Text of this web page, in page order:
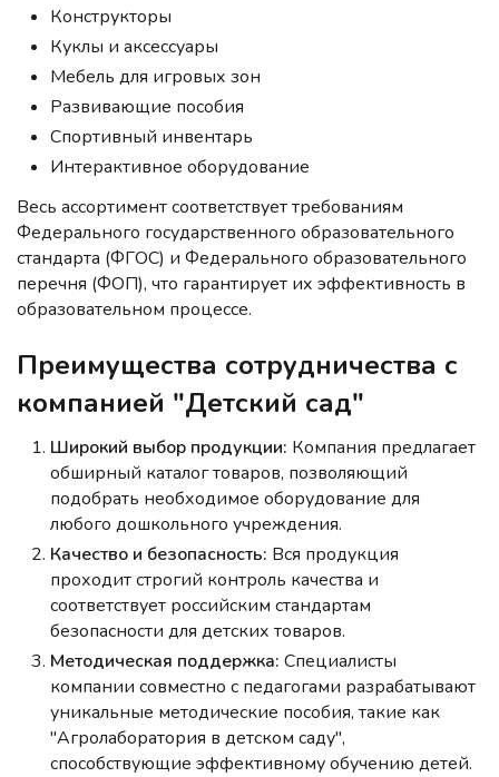
Конструкторы
Куклы и аксессуары
Мебель для игровых зон
Развивающие пособия
Спортивный инвентарь
Интерактивное оборудование
Весь ассортимент соответствует требованиям
Федерального государственного образовательного
стандарта (ФГОС) и Федерального образовательного
перечня (ФОП), что гарантирует их эффективность в
образовательном процессе.
Преимущества сотрудничества с
компанией "Детский сад"
Широкий выбор продукции: Компания предлагает
обширный каталог товаров, позволяющий
подобрать необходимое оборудование для
любого дошкольного учреждения.
Качество и безопасность: Вся продукция
проходит строгий контроль качества и
соответствует российским стандартам
безопасности для детских товаров.
Методическая поддержка: Специалисты
компании совместно с педагогами разрабатывают
уникальные методические пособия, такие как
"Агролаборатория в детском саду",
способствующие эффективному обучению детей.